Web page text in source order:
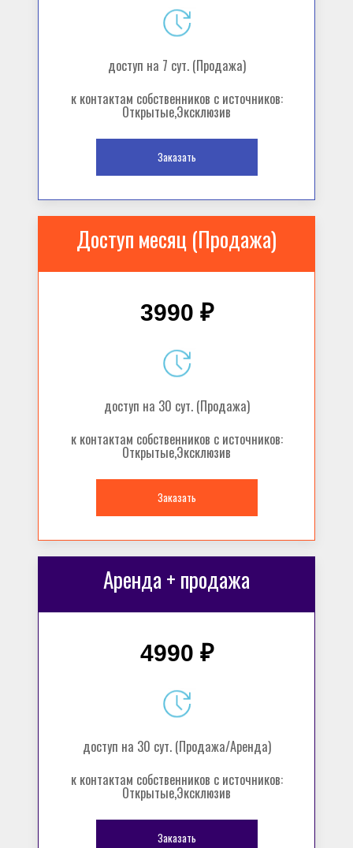
доступ на 7 сут. (Продажа)
к контактам собственников с источников:
Открытые,Эксклюзив
Заказать
Доступ месяц (Продажа)
3990 ₽
доступ на 30 сут. (Продажа)
к контактам собственников с источников:
Открытые,Эксклюзив
Заказать
Аренда + продажа
4990 ₽
доступ на 30 сут. (Продажа/Аренда)
к контактам собственников с источников:
Открытые,Эксклюзив
Заказать